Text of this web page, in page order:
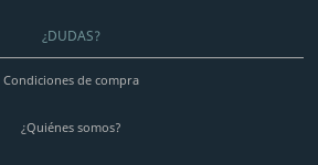
¿DUDAS?
Condiciones de compra
¿Quiénes somos?